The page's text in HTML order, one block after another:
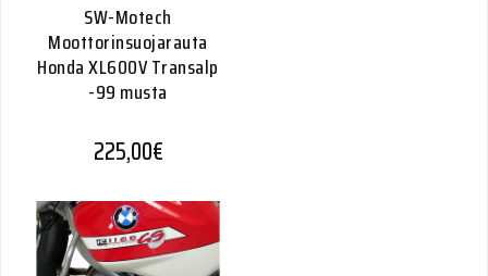
SW-Motech
Moottorinsuojarauta
Honda XL600V Transalp
-99 musta
225,00€